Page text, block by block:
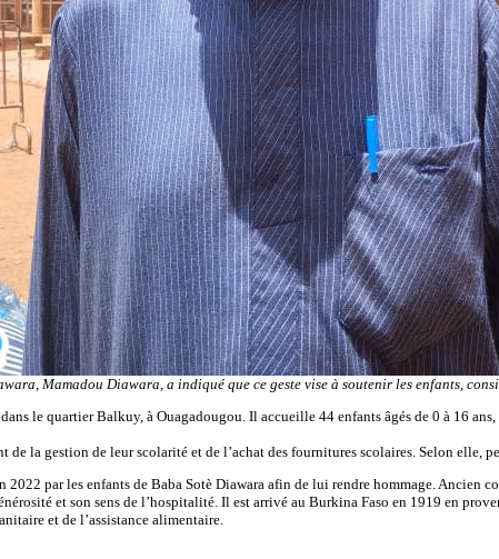
Mamadou Diawara, a indiqué que ce geste vise à soutenir les enfants,
le quartier Balkuy, à Ouagadougou. Il accueille 44 enfants âgés de 0 à 16
de la gestion de leur scolarité et de l’achat des fournitures scolaires. Selon elle,
2022 par les enfants de Baba Sotè Diawara afin de lui rendre hommage.
et son sens de l’hospitalité. Il est arrivé au Burkina Faso en 1919 en
et de l’assistance alimentaire.